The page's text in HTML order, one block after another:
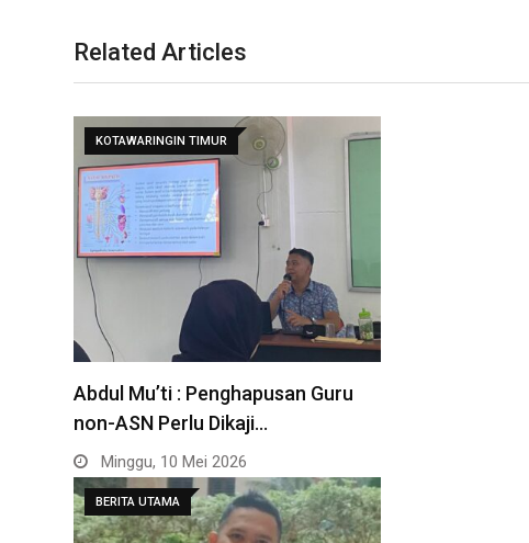
Related Articles
KOTAWARINGIN TIMUR
Abdul Mu’ti : Penghapusan Guru
non-ASN Perlu Dikaji…
Minggu, 10 Mei 2026
BERITA UTAMA